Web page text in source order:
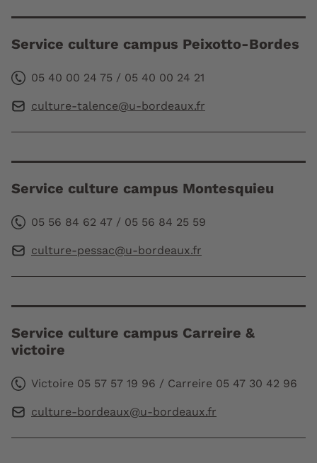
Service culture campus Peixotto-Bordes
05 40 00 24 75 / 05 40 00 24 21
culture-talence@u-bordeaux.fr
Service culture campus Montesquieu
05 56 84 62 47 / 05 56 84 25 59
culture-pessac@u-bordeaux.fr
Service culture campus Carreire &
victoire
Victoire 05 57 57 19 96 / Carreire 05 47 30 42 96
culture-bordeaux@u-bordeaux.fr